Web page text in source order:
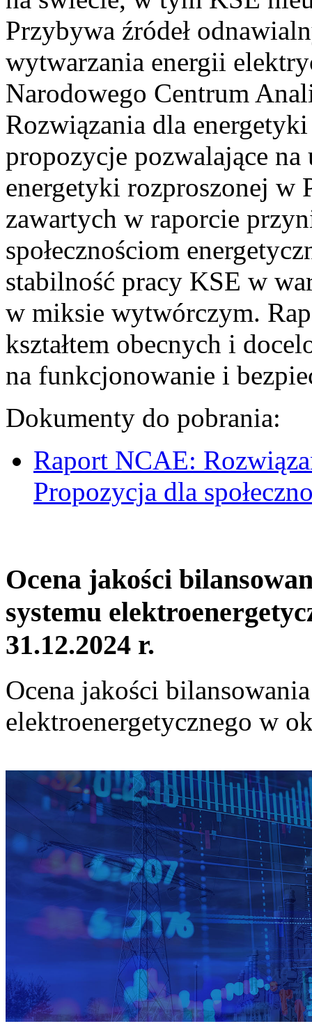
Przybywa źródeł
wytwarzania energii
Narodowego Centrum
Rozwiązania dla
propozycje pozwalające
energetyki rozproszonej w
zawartych w raporcie
społecznościom
stabilność pracy KSE w
w miksie wytwórczym.
kształtem obecnych i
na funkcjonowanie i
Dokumenty do pobrania:
Raport NCAE:
Propozycja dla
Ocena jakości
systemu
31.12.2024 r.
Ocena jakości
elektroenergetycznego w